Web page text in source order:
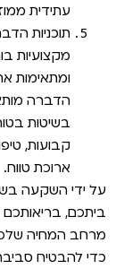
עתידית
תוכניות
מקצועיות
ומתאימות
הדברה
בשיטות
קבועות,
ארוכת טווח.
על ידי השקעה
ביתכם,
מרחב המחיה
כדי להבטיח